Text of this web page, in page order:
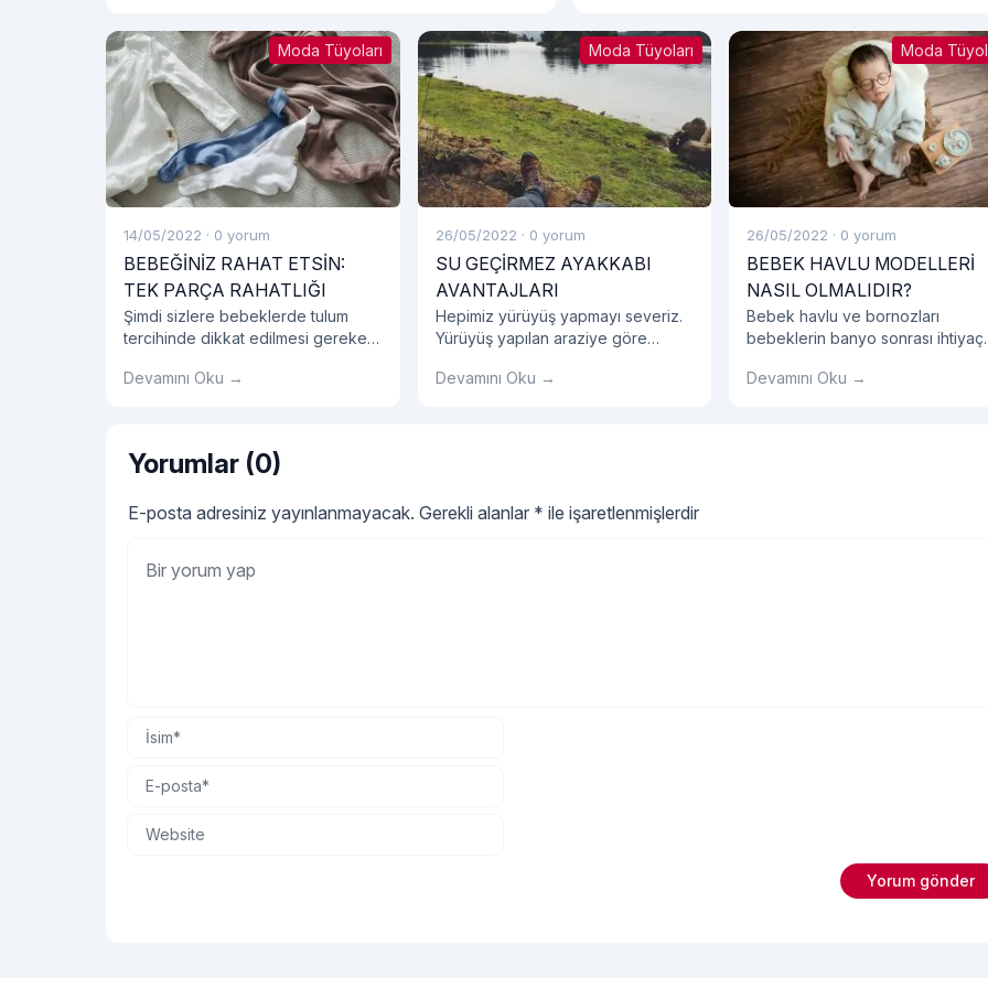
Moda Tüyoları
14/05/2022 · 0 yorum
BEBEĞİNİZ RAHAT ETSİN:
TEK PARÇA RAHATLIĞI
Şimdi sizlere bebeklerde tulum
tercihinde dikkat edilmesi gereken
seçiminin avantajlarını, tulum
Devamını Oku →
Moda Tüyoları
26/05/2022 · 0 yorum
SU GEÇİRMEZ AYAKKABI
AVANTAJLARI
Hepimiz yürüyüş yapmayı severiz.
Yürüyüş yapılan araziye göre
etmelisiniz.
Devamını Oku →
Moda
26/05/2022 · 0 yorum
BEBEK HAVLU MODELLERİ
NASIL OLMALIDIR?
Bebek havlu ve bornozları
bebeklerin banyo sonrası ihtiyaç
Devamını Oku →
Yorumlar (0)
E-posta adresiniz yayınlanmayacak. Gerekli alanlar * ile işaretlenmişlerdir